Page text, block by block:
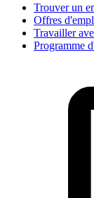
Trouver un
Offres
Travailler
Programme